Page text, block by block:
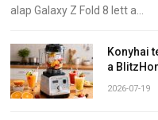
alap Galaxy Z Fold 8 lett a…
Konyhai
a
2026-07-19